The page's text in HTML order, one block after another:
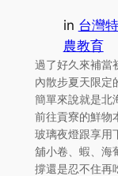
in 台灣
農教育
過了好久來補當
內散步夏天限
簡單來說就是北
前往貢寮的鮮物
玻璃夜燈跟享用
舖小卷、蝦、海
撐還是忍不住再